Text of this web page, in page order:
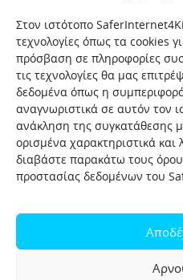
Στον ιστότοπο
τεχνολογίες όπως τα cookies
πρόσβαση σε πληροφορίες
τις τεχνολογίες θα μας
δεδομένα όπως η
αναγνωριστικά σε αυτόν τον
ανάκληση της συγκατάθεσης
ορισμένα χαρακτηριστικά και
διαβάστε παρακάτω τους
προστασίας δεδομένων του
Πολιτική προστασίας
Πολιτική Προστασίας